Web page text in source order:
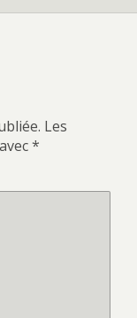
Les
*